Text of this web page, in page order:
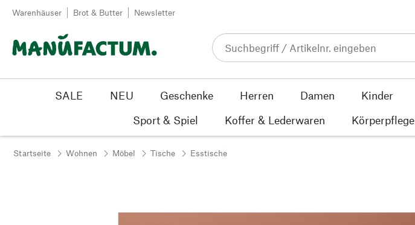
Zum Inhalt springen
Warenhäuser Brot & Butter Newsletter
SALE NEU Geschenke Herren Damen Kinder
Sport & Spiel
Koffer & Lederwaren Körperpflege
Startseite Wohnen Möbel Tische Esstische